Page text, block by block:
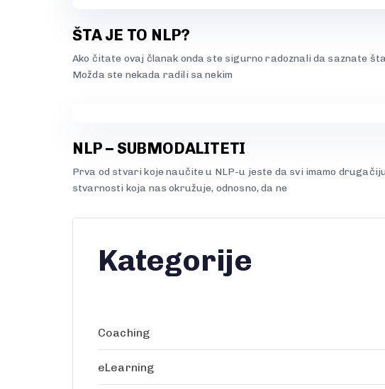
ŠTA JE TO NLP?
Ako čitate ovaj članak onda ste sigurno radoznali da saznate
Možda ste nekada radili sa nekim
NLP – SUBMODALITETI
Prva od stvari koje naučite u NLP-u jeste da svi imamo
stvarnosti koja nas okružuje, odnosno, da ne
Kategorije
Coaching
eLearning